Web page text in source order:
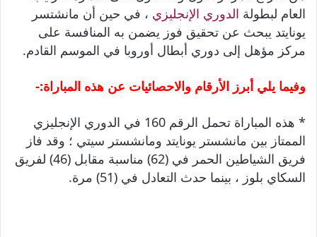
العام لبطولة الدوري الإنجليزي ، في حين أن مانشتسر
يونايتد يبحث عن تحقيق فوز يضمن به المنافسة على
مركز مؤهل إلى دوري أبطال أوروبا في الموسم القادم.
وفيما يلي أبرز الأرقام والاحصائيات عن هذه المباراة:-
* هذه المباراة تحمل الرقم 160 في الدوري الإنجليزي
الممتاز بين مانشستر يونايتد ومانشستر سيتي ؛ وقد فاز
فريق الشياطين الحمر في (62) مناسبة مقابل (46) لفريق
السكاي بلوز ، بينما حدث التعادل في (51) مرة.